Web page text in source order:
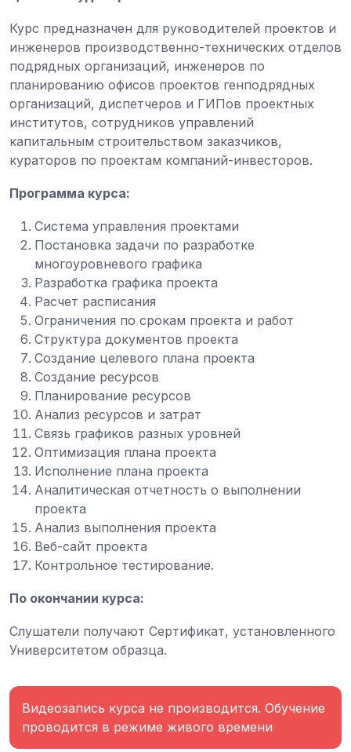
Курс предназначен для руководителей проектов и
инженеров производственно-технических отделов
подрядных организаций, инженеров по
планированию офисов проектов генподрядных
организаций, диспетчеров и ГИПов проектных
институтов, сотрудников управлений
капитальным строительством заказчиков,
кураторов по проектам компаний-инвесторов.
Программа курса:
Система управления проектами
Постановка задачи по разработке
многоуровневого графика
Разработка графика проекта
Расчет расписания
Ограничения по срокам проекта и работ
Структура документов проекта
Создание целевого плана проекта
Создание ресурсов
Планирование ресурсов
Анализ ресурсов и затрат
Связь графиков разных уровней
Оптимизация плана проекта
Исполнение плана проекта
Аналитическая отчетность о выполнении
проекта
Анализ выполнения проекта
Веб-сайт проекта
Контрольное тестирование.
По окончании курса:
Слушатели получают Сертификат, установленного
Университетом образца.
Видеозапись курса не производится. Обучение
проводится в режиме живого времени